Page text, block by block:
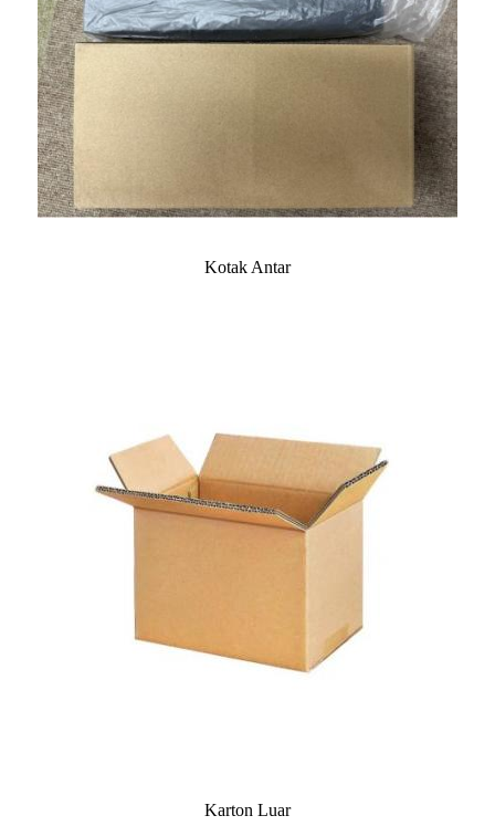
Kotak Antar
Karton Luar